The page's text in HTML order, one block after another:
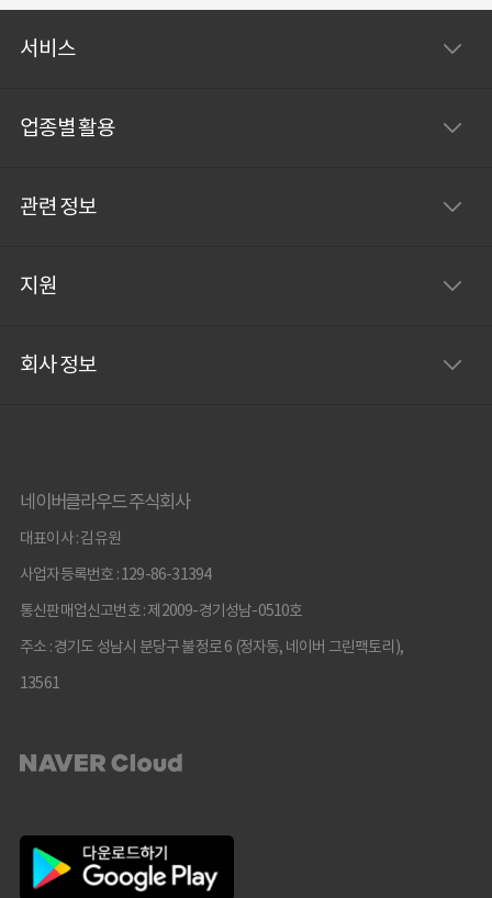
서비스
업종별 활용
관련 정보
지원
회사 정보
네이버클라우드 주식회사
대표이사 : 김유원
사업자등록번호 : 129-86-31394
통신판매업신고번호 : 제2009-경기성남-0510호
주소 : 경기도 성남시 분당구 불정로 6 (정자동, 네이버 그린팩토리),
13561